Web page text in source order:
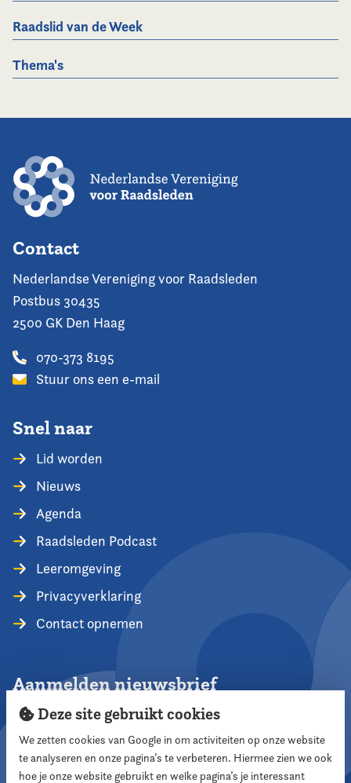
Raadslid van de Week
Thema's
Contact
Nederlandse Vereniging voor Raadsleden
Postbus 30435
2500 GK Den Haag
070-373 8195
Stuur ons een e-mail
Snel naar
Lid worden
Nieuws
Agenda
Raadsleden Podcast
Leeromgeving
Privacyverklaring
Contact opnemen
Aanmelden nieuwsbrief
Aanmelden
Deze site gebruikt cookies
We zetten cookies van Google in om activiteiten op onze website
te analyseren en onze pagina’s te verbeteren. Hiermee zien we ook
hoe je onze website gebruikt en welke pagina’s je interessant